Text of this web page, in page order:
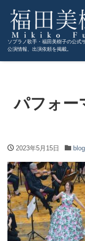
ソプラノ歌手・福田美樹子の公式
公演情報、出演依頼を掲載。
パフォー
2023年5月15日 blog